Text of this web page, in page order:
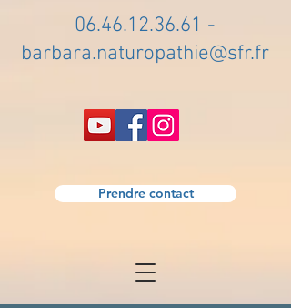
06.46.12.36.61 -
barbara.naturopathie@sfr.fr
Prendre contact